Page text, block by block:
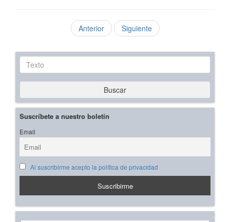
Anterior Siguiente
Texto
Buscar
Suscríbete a nuestro boletín
Email
Al suscribirme acepto la política de privacidad